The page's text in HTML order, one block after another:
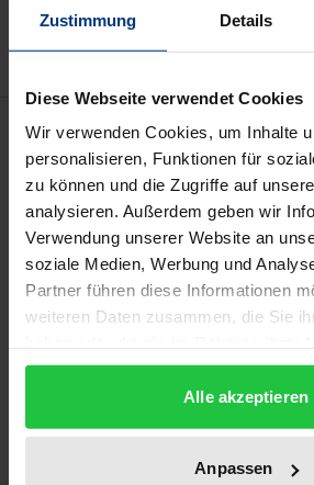
Zustimmung Details
Diese Webseite verwendet Cookies
Wir verwenden Cookies, um Inhalte
personalisieren, Funktionen für
zu können und die Zugriffe auf
analysieren. Außerdem geben wir
Verwendung unserer Website an
soziale Medien, Werbung und
Partner führen diese Informationen
weiteren Daten zusammen, die Sie
gesammelt haben.
Alle akzeptieren
Anpassen
Delivery cost notice
Description
This volume addresses the
that the US faces in the post-
President Joe Biden succeed in
traditional leadership role of the
international and domestic
chapters highlight how domestic
politics are intertwined. Societal
polarisation, and